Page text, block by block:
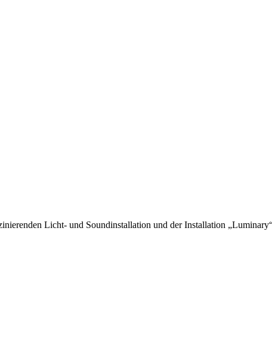
Licht- und Soundinstallation und der Installation